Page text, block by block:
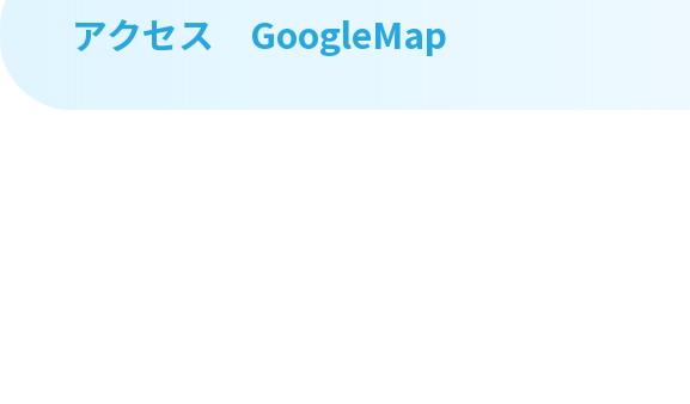
アクセス GoogleMap